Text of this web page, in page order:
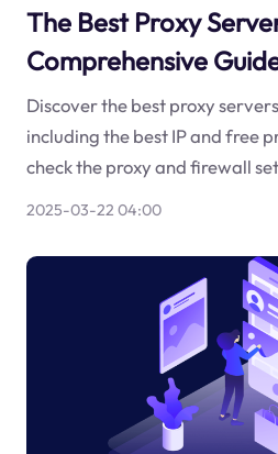
The Best Proxy
Comprehensive
Discover the best proxy
including the best IP and free
check the proxy and firewall
2025-03-22 04:00